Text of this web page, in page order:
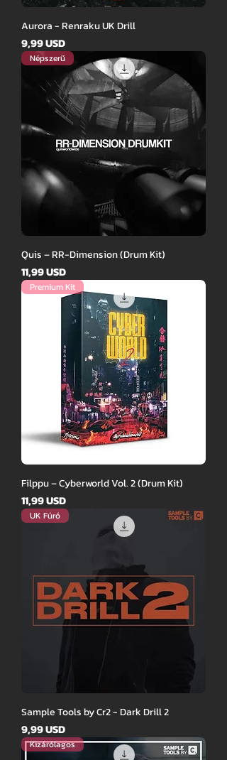
Aurora - Renraku UK Drill
Ár
9,99 USD
Népszerű
Quis – RR-Dimension (Drum Kit)
Ár
11,99 USD
Premium Kit
Filppu – Cyberworld Vol. 2 (Drum Kit)
Ár
11,99 USD
UK Fúró
Sample Tools by Cr2 - Dark Drill 2
Ár
9,99 USD
Kizárólagos